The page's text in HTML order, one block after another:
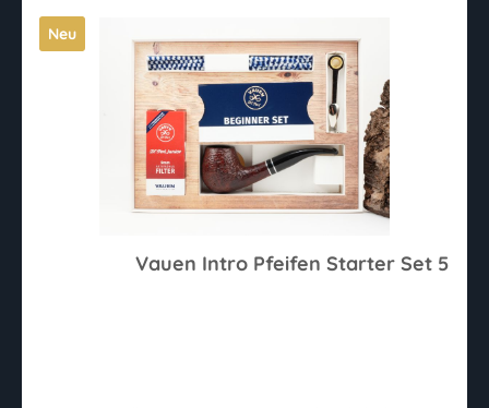
Neu
Vauen Intro Pfeifen Starter Set 5